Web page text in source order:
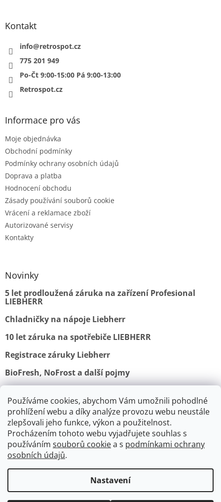
Používáme cookies, abychom Vám umožnili pohodlné
prohlížení webu a díky analýze provozu webu neustále
zlepšovali jeho funkce, výkon a použitelnost.
Procházením tohoto webu vyjadřujete souhlas s
používáním souborů cookiea s podmínkami ochrany
osobních údajů.
Nastavení
V srpnu je výroba a expedice
spotřebičů Lofra a Smeg pozastavena.
Kontakt
info@retrospot.cz
775 201 949
Po-Čt 9:00-15:00 Pá 9:00-13:00
Retrospot.cz
Informace pro vás
Moje objednávka
Obchodní podmínky
Podmínky ochrany osobních údajů
Doprava a platba
Hodnocení obchodu
Zásady používání souborů cookie
Vrácení a reklamace zboží
Autorizované servisy
Kontakty
Novinky
5 let prodloužená záruka na zařízení Profesional
LIEBHERR
Chladničky na nápoje Liebherr
10 let záruka na spotřebiče LIEBHERR
Registrace záruky Liebherr
BioFresh, NoFrost a další pojmy
Obchodní podmínky Vrácení a reklamace
Ochrana osobních údajů Doprava a platba
Vytvořil Shoptet